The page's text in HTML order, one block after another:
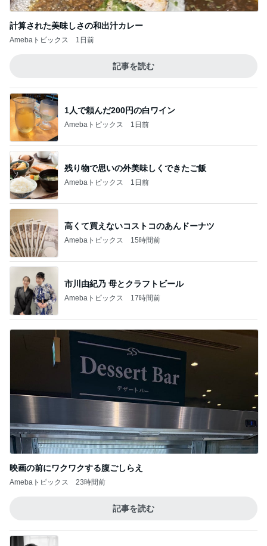
計算された美味しさの和出汁カレー
Amebaトピックス 1日前
記事を読む
1人で頼んだ200円の白ワイン
Amebaトピックス 1日前
残り物で思いの外美味しくできたご飯
Amebaトピックス 1日前
高くて買えないコストコのあんドーナツ
Amebaトピックス 15時間前
市川由紀乃 母とクラフトビール
Amebaトピックス 17時間前
映画の前にワクワクする腹ごしらえ
Amebaトピックス 23時間前
記事を読む